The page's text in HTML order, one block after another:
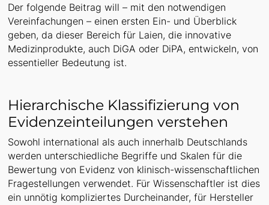
Der folgende Beitrag will – mit den notwendigen
Vereinfachungen – einen ersten Ein- und Überblick
geben, da dieser Bereich für Laien, die innovative
Medizinprodukte, auch DiGA oder DiPA, entwickeln, von
essentieller Bedeutung ist.
Hierarchische Klassifizierung von
Evidenzeinteilungen verstehen
Sowohl international als auch innerhalb Deutschlands
werden unterschiedliche Begriffe und Skalen für die
Bewertung von Evidenz von klinisch-wissenschaftlichen
Fragestellungen verwendet. Für Wissenschaftler ist dies
ein unnötig kompliziertes Durcheinander, für Hersteller